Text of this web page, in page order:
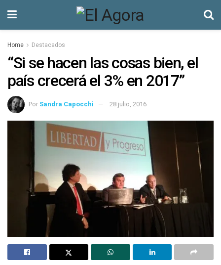
Home Destacados
“Si se hacen las cosas bien, el
país crecerá el 3% en 2017”
Por Sandra Capocchi 28 julio, 2016